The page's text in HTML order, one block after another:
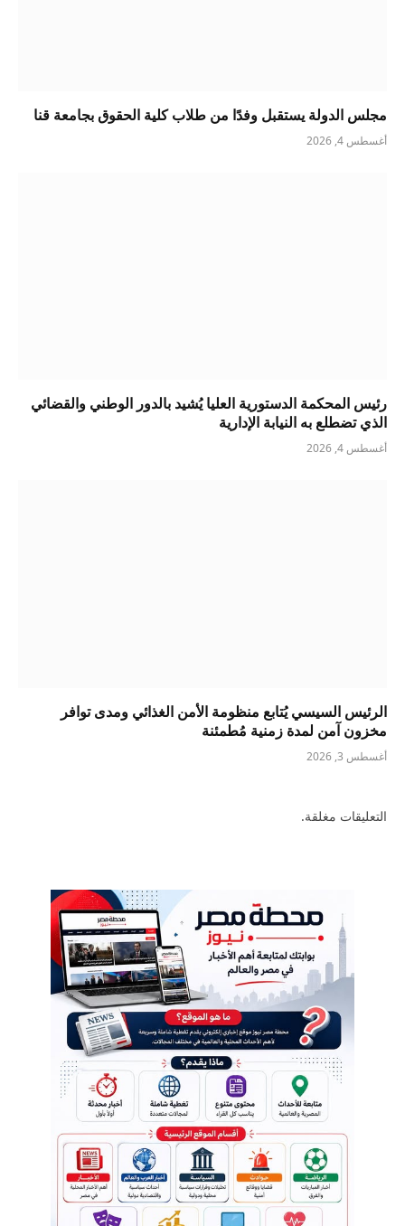
مجلس الدولة يستقبل وفدًا من طلاب كلية الحقوق بجامعة قنا
أغسطس 4, 2026
رئيس المحكمة الدستورية العليا يُشيد بالدور الوطني والقضائي
الذي تضطلع به النيابة الإدارية
أغسطس 4, 2026
الرئيس السيسي يُتابع منظومة الأمن الغذائي ومدى توافر
مخزون آمن لمدة زمنية مُطمئنة
أغسطس 3, 2026
التعليقات مغلقة.